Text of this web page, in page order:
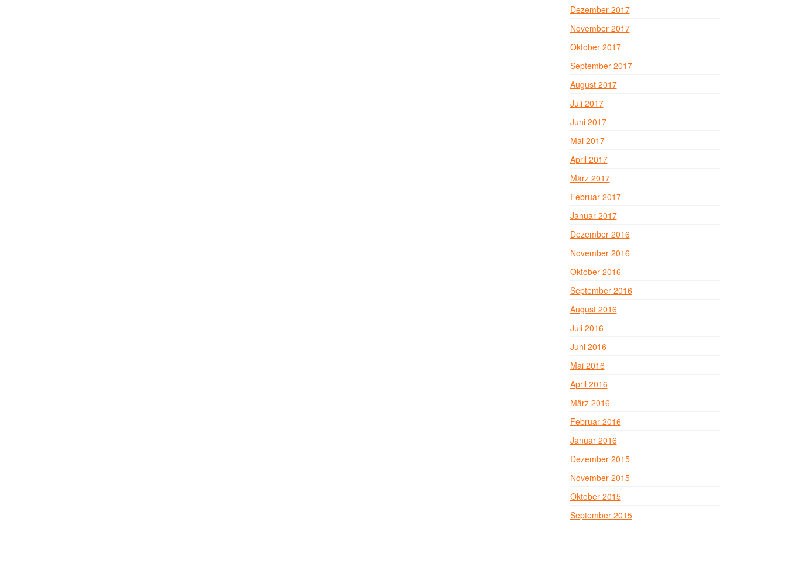
Dezember 2017
November 2017
Oktober 2017
September 2017
August 2017
Juli 2017
Juni 2017
Mai 2017
April 2017
März 2017
Februar 2017
Januar 2017
Dezember 2016
November 2016
Oktober 2016
September 2016
August 2016
Juli 2016
Juni 2016
Mai 2016
April 2016
März 2016
Februar 2016
Januar 2016
Dezember 2015
November 2015
Oktober 2015
September 2015